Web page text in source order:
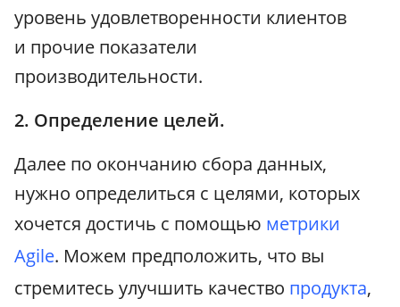
уровень удовлетворенности клиентов
и прочие показатели
производительности.
2. Определение целей.
Далее по окончанию сбора данных,
нужно определиться с целями, которых
хочется достичь с помощью метрики
Agile. Можем предположить, что вы
стремитесь улучшить качество продукта,